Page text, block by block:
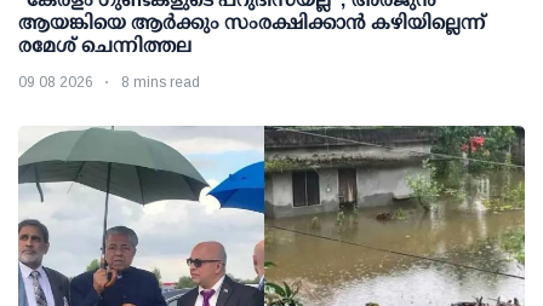
ആയങ്കിയെ ആർക്കും സംരക്ഷിക്കാൻ കഴിയില്ലെന്ന്
രമേശ് ചെന്നിത്തല
09 08 2026 8 mins read